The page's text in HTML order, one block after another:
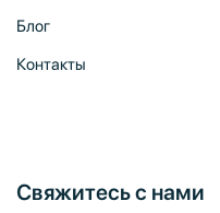
Блог
Контакты
Свяжитесь с нами